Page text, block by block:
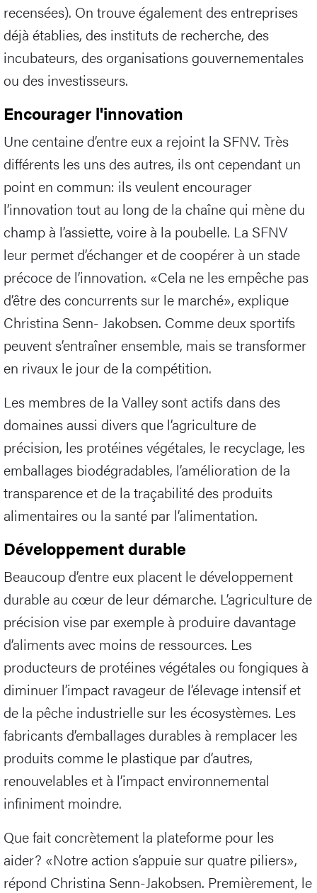
recensées). On trouve également des entreprises
déjà établies, des instituts de recherche, des
incubateurs, des organisations gouvernementales
ou des investisseurs.
Encourager l'innovation
Une centaine d’entre eux a rejoint la SFNV. Très
différents les uns des autres, ils ont cependant un
point en commun: ils veulent encourager
l’innovation tout au long de la chaîne qui mène du
champ à l’assiette, voire à la poubelle. La SFNV
leur permet d’échanger et de coopérer à un stade
précoce de l’innovation. «Cela ne les empêche pas
d’être des concurrents sur le marché», explique
Christina Senn- Jakobsen. Comme deux sportifs
peuvent s’entraîner ensemble, mais se transformer
en rivaux le jour de la compétition.
Les membres de la Valley sont actifs dans des
domaines aussi divers que l’agriculture de
précision, les protéines végétales, le recyclage, les
emballages biodégradables, l’amélioration de la
transparence et de la traçabilité des produits
alimentaires ou la santé par l’alimentation.
Développement durable
Beaucoup d’entre eux placent le développement
durable au cœur de leur démarche. L’agriculture de
précision vise par exemple à produire davantage
d’aliments avec moins de ressources. Les
producteurs de protéines végétales ou fongiques à
diminuer l’impact ravageur de l’élevage intensif et
de la pêche industrielle sur les écosystèmes. Les
fabricants d’emballages durables à remplacer les
produits comme le plastique par d’autres,
renouvelables et à l’impact environnemental
infiniment moindre.
Que fait concrètement la plateforme pour les
aider? «Notre action s’appuie sur quatre piliers»,
répond Christina Senn-Jakobsen. Premièrement, le